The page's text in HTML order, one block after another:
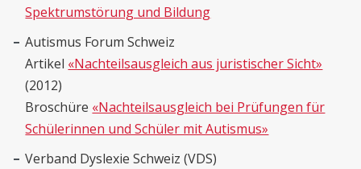
Spektrumstörung und Bildung
Autismus Forum Schweiz
Artikel «Nachteilsausgleich aus juristischer Sicht»
(2012)
Broschüre «Nachteilsausgleich bei Prüfungen für
Schülerinnen und Schüler mit Autismus»
Verband Dyslexie Schweiz (VDS)